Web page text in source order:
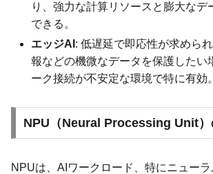
り、強力な計算リソースと膨大なデ
できる。
エッジAI : 低遅延で即応性が求めら
報などの機微なデータを保護したい
ーク接続が不安定な環境で特に有効。
NPU（Neural Processing Unit）
NPUは、AIワークロード、特にニュー